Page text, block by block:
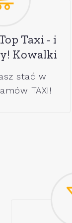
Taxi - i
Kowalki
stać w
TAXI!